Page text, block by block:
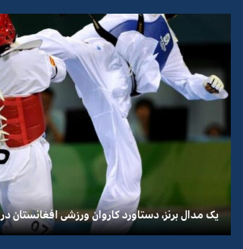
یک مدال برنز، دستاورد کاروان ورزشی افغانستان در